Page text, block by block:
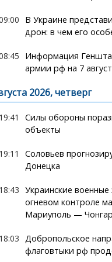
В Украине
дрон: в чем его
Информация
армии рф на 7
2026, четверг
Силы обороны
объекты
Соловьев
Донецка
Украинские военные
огневом контроле
Мариуполь — Чонгар
Добропольское
флаговтыки рф